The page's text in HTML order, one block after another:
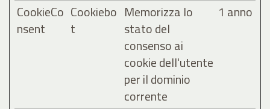
CookieCo
nsent
Cookiebo
t
Memorizza lo
stato del
consenso ai
cookie dell'utente
per il dominio
corrente
1 anno